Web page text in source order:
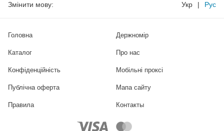
Змінити мову: Укр | Рус
Головна
Каталог
Держномір
Про нас
Конфіденційність Мобільні проксі
Публічна оферта Мапа сайту
Правила Контакты